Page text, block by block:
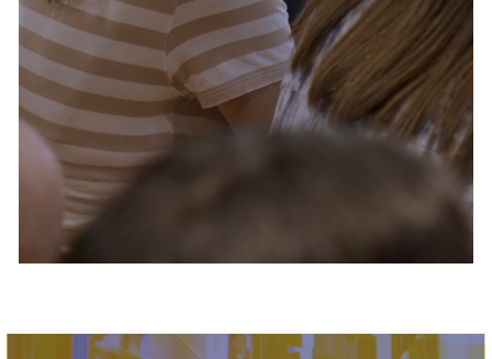
Servizi e accessibilità
Contatti
FAQ
Biglietti
Immagine